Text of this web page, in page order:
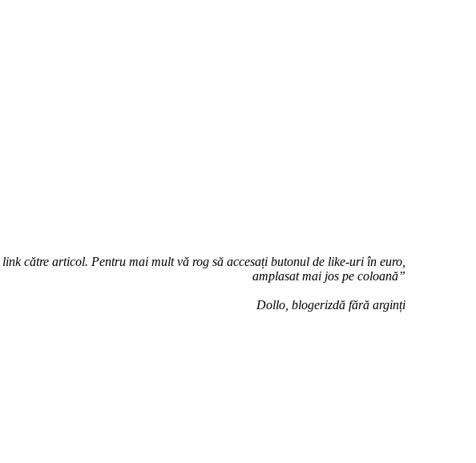
către articol. Pentru mai mult vă rog să accesați butonul de like-uri în euro,
amplasat mai jos pe coloană”
Dollo, blogerizdă fără arginți